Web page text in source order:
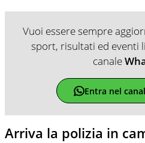
Vuoi essere sempre
sport, risultati ed eventi
canale
Entra nel
Arriva la polizia in